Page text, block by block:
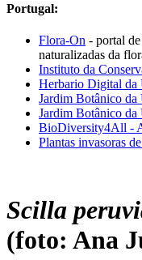
Portugal:
Flora-On - portal
naturalizadas da
Instituto da
Herbario Digital da
Jardim Botânico
Jardim Botânico da
BioDiversity4All -
Plantas invasoras
Scilla
(foto: Ana